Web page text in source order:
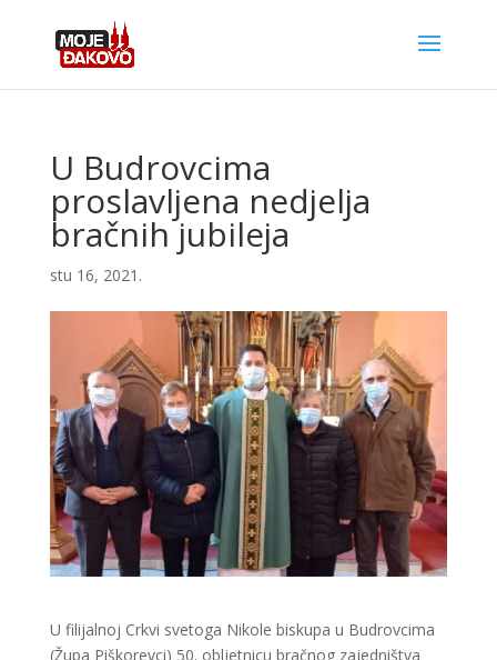
U Budrovcima
proslavljena nedjelja
bračnih jubileja
stu 16, 2021.
U filijalnoj Crkvi svetoga Nikole biskupa u Budrovcima
(Župa Piškorevci) 50. obljetnicu bračnog zajedništva